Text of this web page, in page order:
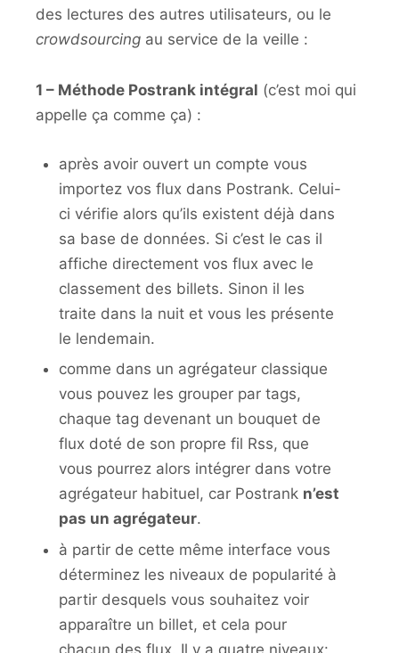
des lectures des autres utilisateurs, ou le
crowdsourcing au service de la veille :
1 – Méthode Postrank intégral (c’est moi qui
appelle ça comme ça) :
après avoir ouvert un compte vous
importez vos flux dans Postrank. Celui-
ci vérifie alors qu’ils existent déjà dans
sa base de données. Si c’est le cas il
affiche directement vos flux avec le
classement des billets. Sinon il les
traite dans la nuit et vous les présente
le lendemain.
comme dans un agrégateur classique
vous pouvez les grouper par tags,
chaque tag devenant un bouquet de
flux doté de son propre fil Rss, que
vous pourrez alors intégrer dans votre
agrégateur habituel, car Postrank n’est
pas un agrégateur.
à partir de cette même interface vous
déterminez les niveaux de popularité à
partir desquels vous souhaitez voir
apparaître un billet, et cela pour